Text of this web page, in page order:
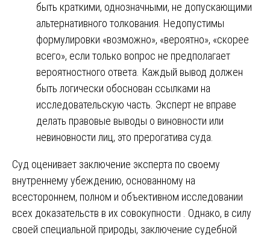
быть краткими, однозначными, не допускающими
альтернативного толкования. Недопустимы
формулировки «возможно», «вероятно», «скорее
всего», если только вопрос не предполагает
вероятностного ответа. Каждый вывод должен
быть логически обоснован ссылками на
исследовательскую часть. Эксперт не вправе
делать правовые выводы о виновности или
невиновности лиц, это прерогатива суда.
Суд оценивает заключение эксперта по своему
внутреннему убеждению, основанному на
всестороннем, полном и объективном исследовании
всех доказательств в их совокупности . Однако, в силу
своей специальной природы, заключение судебной